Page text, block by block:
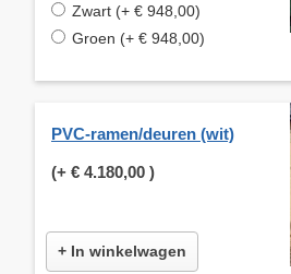
Zwart (+ € 948,00)
Groen (+ € 948,00)
PVC-ramen/deuren (wit)
(+ € 4.180,00 )
+ In winkelwagen